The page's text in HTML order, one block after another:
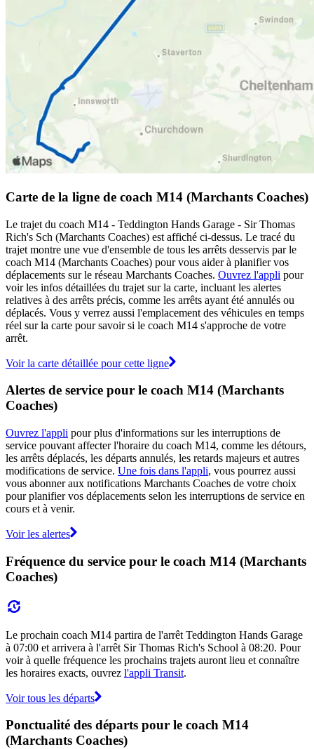
Carte de la ligne de coach M14 (Marchants Coaches)
Le trajet du coach M14 - Teddington Hands Garage - Sir Thomas
Rich's Sch (Marchants Coaches) est affiché ci-dessus. Le tracé du
trajet montre une vue d'ensemble de tous les arrêts desservis par le
coach M14 (Marchants Coaches) pour vous aider à planifier vos
déplacements sur le réseau Marchants Coaches. Ouvrez l'appli pour
voir les infos détaillées du trajet sur la carte, incluant les alertes
relatives à des arrêts précis, comme les arrêts ayant été annulés ou
déplacés. Vous y verrez aussi l'emplacement des véhicules en temps
réel sur la carte pour savoir si le coach M14 s'approche de votre
arrêt.
Voir la carte détaillée pour cette ligne
Alertes de service pour le coach M14 (Marchants
Coaches)
Ouvrez l'appli pour plus d'informations sur les interruptions de
service pouvant affecter l'horaire du coach M14, comme les détours,
les arrêts déplacés, les départs annulés, les retards majeurs et autres
modifications de service. Une fois dans l'appli, vous pourrez aussi
vous abonner aux notifications Marchants Coaches de votre choix
pour planifier vos déplacements selon les interruptions de service en
cours et à venir.
Voir les alertes
Fréquence du service pour le coach M14 (Marchants
Coaches)
Le prochain coach M14 partira de l'arrêt Teddington Hands Garage
à 07:00 et arrivera à l'arrêt Sir Thomas Rich's School à 08:20. Pour
voir à quelle fréquence les prochains trajets auront lieu et connaître
les horaires exacts, ouvrez l'appli Transit.
Voir tous les départs
Ponctualité des départs pour le coach M14
(Marchants Coaches)